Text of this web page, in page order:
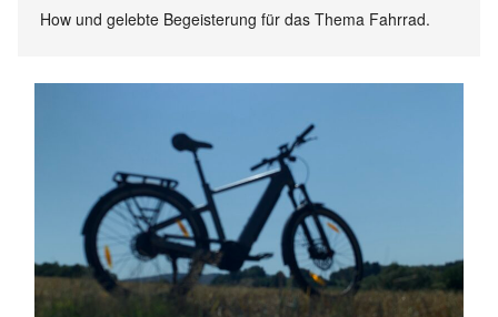
How und gelebte Begeisterung für das Thema Fahrrad.